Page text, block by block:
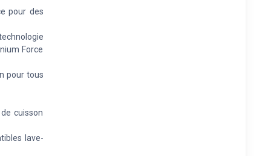
pour des
Force
pour tous
cuisson
lave-